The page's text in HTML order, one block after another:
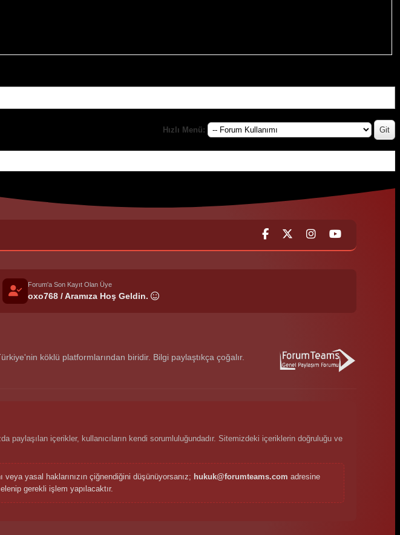
Hızlı Menü:
Forum'a Son Kayıt Olan Üye
oxo768 / Aramıza Hoş Geldin.
köklü platformlarından biridir. Bilgi paylaştıkça çoğalır.
paylaşılan içerikler, kullanıcıların kendi sorumluluğundadır. Sitemizdeki içeriklerin doğruluğu ve
yasal haklarınızın çiğnendiğini düşünüyorsanız; hukuk@forumteams.com adresine
gerekli işlem yapılacaktır.